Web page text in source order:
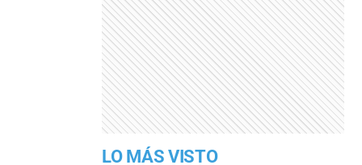
LO MÁS VISTO